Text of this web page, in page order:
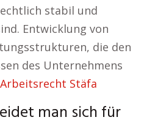
stabil und
Entwicklung von
die den
des Unternehmens
Stäfa
man sich für